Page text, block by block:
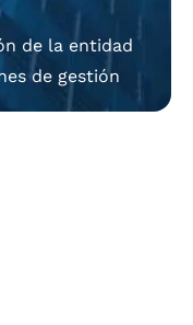
de la entidad
de gestión